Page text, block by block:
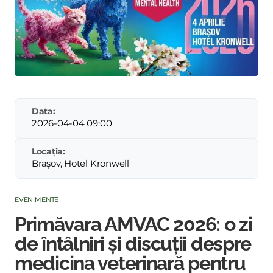
Data:
2026-04-04 09:00
Locația:
Brașov, Hotel Kronwell
EVENIMENTE
Primăvara AMVAC 2026: o zi
de întâlniri și discuții despre
medicina veterinară pentru